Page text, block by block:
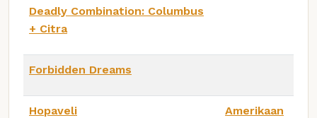
Deadly Combination: Columbus
+ Citra
Forbidden Dreams
Hopaveli
Amerikaan